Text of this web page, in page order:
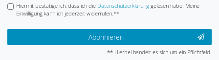
Hiermit bestätige ich, dass ich die Daten­schutz­erklärunggelesen habe. Meine
Einwilligung kann ich jederzeit widerrufen.**
Abonnieren
** Hierbei handelt es sich um ein Pflichtfeld.